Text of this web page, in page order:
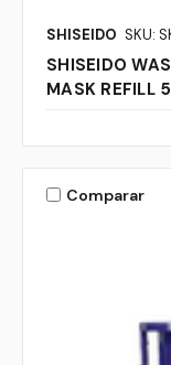
SHISEIDO SKU:
SHISEIDO
MASK REFILL
Comparar